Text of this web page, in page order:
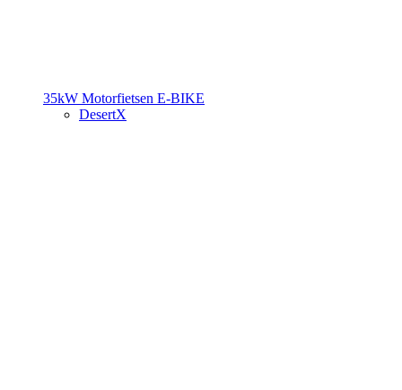
35kW Motorfietsen E-BIKE
DesertX